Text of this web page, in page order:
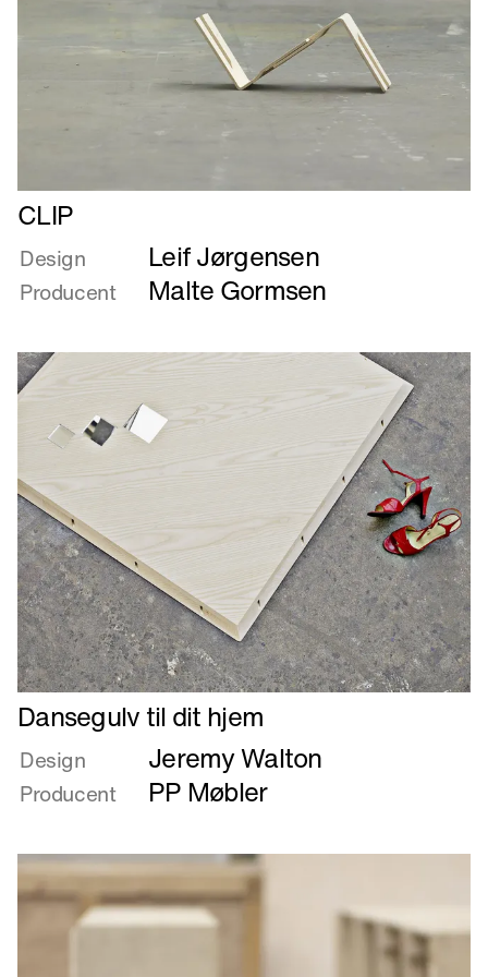
Læs
mere
om
CLIP
CLIP
Design Leif Jørgensen
Producent Malte Gormsen
Læs
mere
om
Dansegulv
til
hjem
Dansegulv til dit hjem
Design Jeremy Walton
Producent PP Møbler